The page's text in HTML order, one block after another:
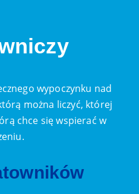
wypoczynku nad
można liczyć, której
chce się wspierać w